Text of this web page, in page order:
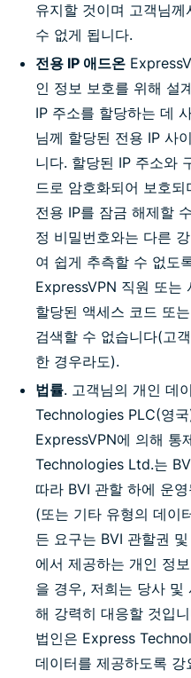
유지할 것이며 고객님
수 없게 됩니다.
전용 IP 애드온
인 정보 보호를 위해 설
IP 주소를 할당하는 데
님께 할당된 전용 IP 사
니다. 할당된 IP 주소와
드로 암호화되어 보호
전용 IP를 잠금 해제할
정 비밀번호와는 다른
여 쉽게 추측할 수 없도
ExpressVPN 직원 또는
할당된 액세스 코드 또
검색할 수 없습니다(고
한 경우라도).
법률. 고객님의 개인 데
Technologies PLC(영
ExpressVPN에 의해 통
Technologies Ltd.는
따라 BVI 관할 하에 운
(또는 기타 유형의 데이
든 요구는 BVI 관할권
에서 제공하는 개인 정
을 경우, 저희는 당사 및
해 강력히 대응할 것입
법인은 Express
데이터를 제공하도록